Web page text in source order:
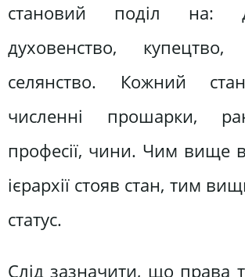
становий поділ на:
духовенство, купецтво,
селянство. Кожний
численні прошарки,
професії, чини. Чим вище в
ієрархії стояв стан, тим
статус.
Слід зазначити, що права